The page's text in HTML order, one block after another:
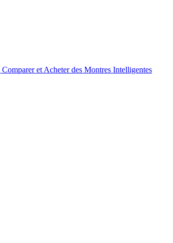
et Acheter des Montres Intelligentes